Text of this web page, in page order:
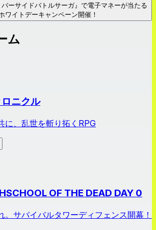
バーサイドバトルサーガ』で電子マネーが当たる
ワイトデーキャンペーン開催！
ム
ニクル
に、乱世を斬り拓くRPG
OF THE DEAD DAY 0
。サバイバルタワーディフェンス開幕！